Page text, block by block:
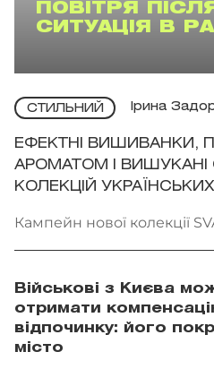
ПОВІТРЯ
СИТУАЦІЯ В
СТИЛЬНИЙ Ірина
ЕФЕКТНІ ВИШИВАНКИ,
АРОМАТОМ І ВИШУКАНІ
КОЛЕКЦІЙ
Кампейн нової колекції
Військові з Києва
отримати
відпочинку: його
місто